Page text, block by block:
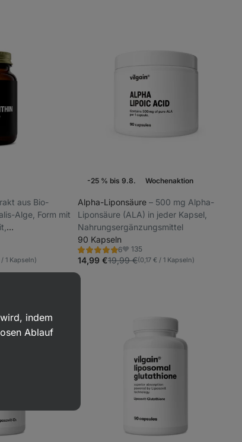
aus Bio-
Alge, Form mit
1 Kapseln)
-25 % bis 9.8. Wochenaktion
Alpha-Liponsäure ⁠–⁠ 500 mg Alpha-
Liponsäure (ALA) in jeder Kapsel,
Nahrungsergänzungsmittel
90 Kapseln
6
Bewertung
5.0/5,
6
Rezensionen
Favoriten
135
14,99 €19,99 €(0,17 € / 1 Kapseln)
indem
Ablauf